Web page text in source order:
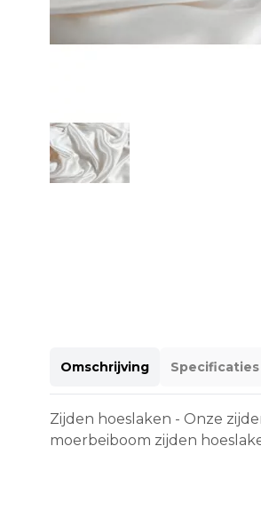
Omschrijving Specificaties
Zijden hoeslaken - Onze
moerbeiboom zijden